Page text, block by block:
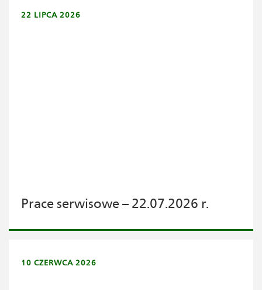
22 LIPCA 2026
Prace serwisowe – 22.07.2026 r.
10 CZERWCA 2026